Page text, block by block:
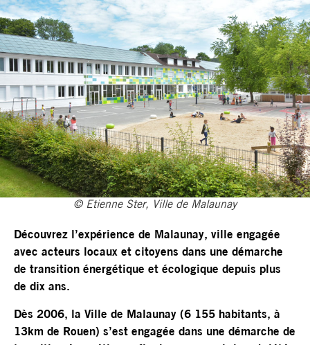
© Etienne Ster, Ville de Malaunay
Découvrez l’expérience de Malaunay, ville engagée
avec acteurs locaux et citoyens dans une démarche
de transition énergétique et écologique depuis plus
de dix ans.
Dès 2006, la Ville de Malaunay (6 155 habitants, à
13km de Rouen) s’est engagée dans une démarche de